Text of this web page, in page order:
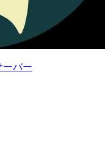
ーバー